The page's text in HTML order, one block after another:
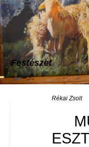
Festészet
Rékai Zsolt